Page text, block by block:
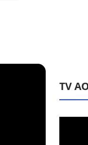
TV